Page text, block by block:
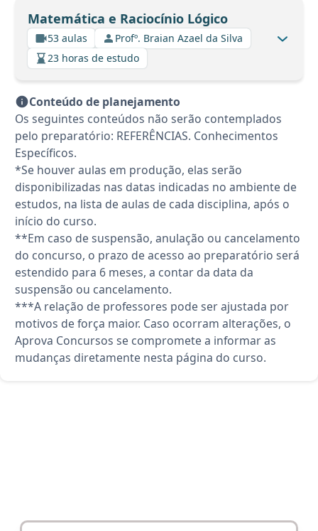
Matemática e Raciocínio Lógico
53 aulas
Profº. Braian Azael da Silva
23 horas de estudo
Conteúdo de planejamento
Os seguintes conteúdos não serão contemplados
pelo preparatório: REFERÊNCIAS. Conhecimentos
Específicos.
*Se houver aulas em produção, elas serão
disponibilizadas nas datas indicadas no ambiente de
estudos, na lista de aulas de cada disciplina, após o
início do curso.
**Em caso de suspensão, anulação ou cancelamento
do concurso, o prazo de acesso ao preparatório será
estendido para 6 meses, a contar da data da
suspensão ou cancelamento.
***A relação de professores pode ser ajustada por
motivos de força maior. Caso ocorram alterações, o
Aprova Concursos se compromete a informar as
mudanças diretamente nesta página do curso.